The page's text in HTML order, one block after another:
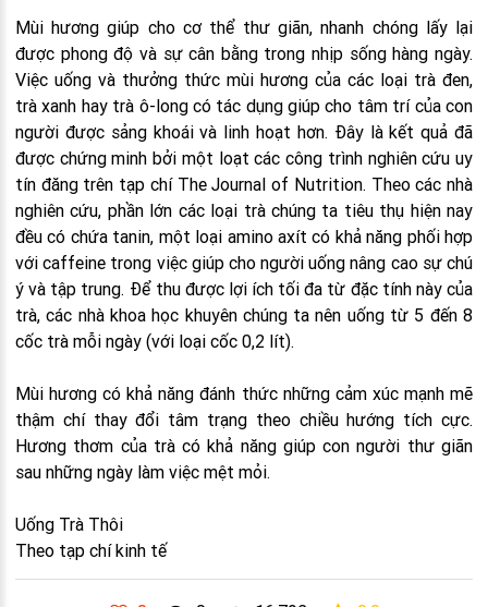
Mùi hương giúp cho cơ thể thư giãn, nhanh chóng lấy lại
được phong độ và sự cân bằng trong nhịp sống hàng ngày.
Việc uống và thưởng thức mùi hương của các loại trà đen,
trà xanh hay trà ô-long có tác dụng giúp cho tâm trí của con
người được sảng khoái và linh hoạt hơn. Đây là kết quả đã
được chứng minh bởi một loạt các công trình nghiên cứu uy
tín đăng trên tạp chí The Journal of Nutrition. Theo các nhà
nghiên cứu, phần lớn các loại trà chúng ta tiêu thụ hiện nay
đều có chứa tanin, một loại amino axít có khả năng phối hợp
với caffeine trong việc giúp cho người uống nâng cao sự chú
ý và tập trung. Để thu được lợi ích tối đa từ đặc tính này của
trà, các nhà khoa học khuyên chúng ta nên uống từ 5 đến 8
cốc trà mỗi ngày (với loại cốc 0,2 lít).
Mùi hương có khả năng đánh thức những cảm xúc mạnh mẽ
thậm chí thay đổi tâm trạng theo chiều hướng tích cực.
Hương thơm của trà có khả năng giúp con người thư giãn
sau những ngày làm việc mệt mỏi.
Uống Trà Thôi
Theo tạp chí kinh tế